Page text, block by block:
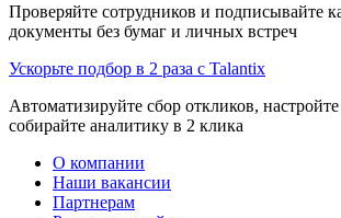
Проверяйте сотрудников и подписывайте
документы без бумаг и личных встреч
Ускорьте подбор в 2 раза с Talantix
Автоматизируйте сбор откликов,
собирайте аналитику в 2 клика
О компании
Наши вакансии
Партнерам